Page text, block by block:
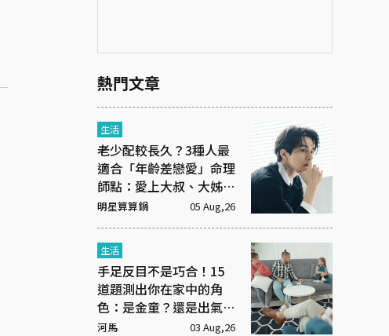
熱門文章
生活
老少配較長久？3種人最
適合「年齡差戀愛」命理
師點：愛上大叔、大姊有
原因
明星算算鍋 05 Aug,26
生活
手足反目不是巧合！15
道題測出你在家中的角
色：是金童？還是出氣
筒？
河馬 03 Aug,26